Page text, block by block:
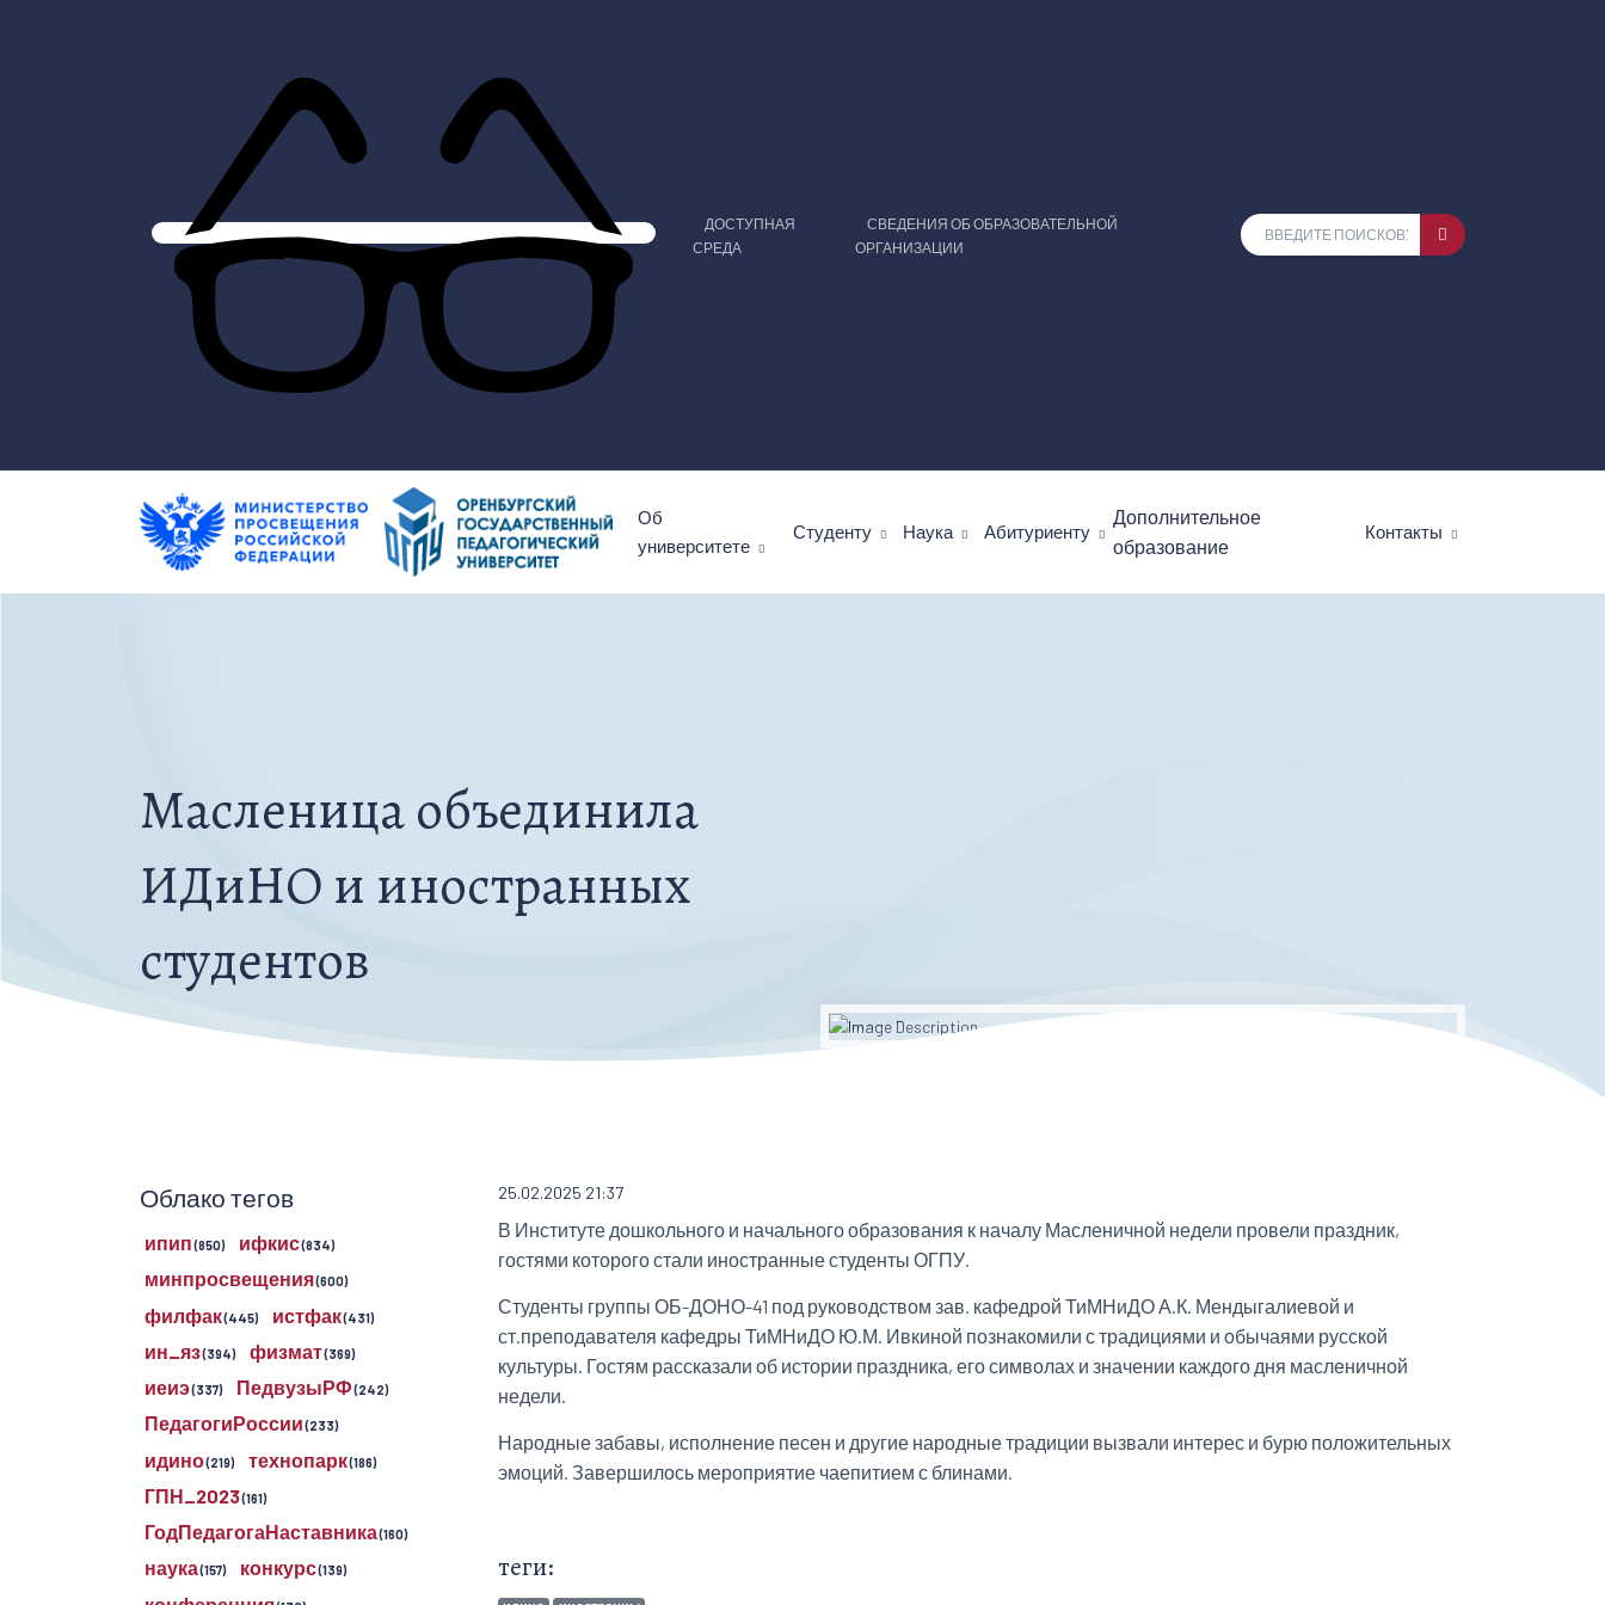
ДОСТУПНАЯ
СРЕДА
СВЕДЕНИЯ ОБ ОБРАЗОВАТЕЛЬНОЙ
ОРГАНИЗАЦИИ
Об
университете
Студенту Наука Абитуриенту
Дополнительное
образование
Контакты
Масленица объединила
ИДиНО и иностранных
студентов
25.02.2025 21:37
В Институте дошкольного и начального образования к началу Масленичной недели провели праздник,
гостями которого стали иностранные студенты ОГПУ.
Студенты группы ОБ-ДОНО-41 под руководством зав. кафедрой ТиМНиДО А.К. Мендыгалиевой и
ст.преподавателя кафедры ТиМНиДО Ю.М. Ивкиной познакомили с традициями и обычаями русской
культуры. Гостям рассказали об истории праздника, его символах и значении каждого дня масленичной
недели.
Народные забавы, исполнение песен и другие народные традиции вызвали интерес и бурю положительных
эмоций. Завершилось мероприятие чаепитием с блинами.
теги:
Облако тегов
ипип(850) ифкис(834)
минпросвещения(600)
филфак(445) истфак(431)
ин_яз(394) физмат(369)
иеиэ(337) ПедвузыРФ(242)
ПедагогиРоссии(233)
идино(219) технопарк(186)
ГПН_2023(161)
ГодПедагогаНаставника(160)
наука(157) конкурс(139)